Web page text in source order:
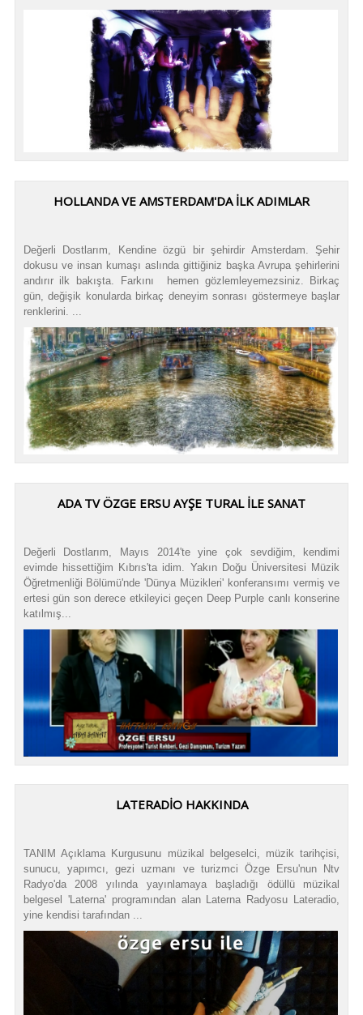
HOLLANDA VE AMSTERDAM'DA İLK ADIMLAR
Değerli Dostlarım, Kendine özgü bir şehirdir Amsterdam. Şehir
dokusu ve insan kumaşı aslında gittiğiniz başka Avrupa şehirlerini
andırır ilk bakışta. Farkını hemen gözlemleyemezsiniz. Birkaç
gün, değişik konularda birkaç deneyim sonrası göstermeye başlar
renklerini. ...
ADA TV ÖZGE ERSU AYŞE TURAL İLE SANAT
Değerli Dostlarım, Mayıs 2014'te yine çok sevdiğim, kendimi
evimde hissettiğim Kıbrıs'ta idim. Yakın Doğu Üniversitesi Müzik
Öğretmenliği Bölümü'nde 'Dünya Müzikleri' konferansımı vermiş ve
ertesi gün son derece etkileyici geçen Deep Purple canlı konserine
katılmış...
LATERADIO HAKKINDA
TANIM Açıklama Kurgusunu müzikal belgeselci, müzik tarihçisi,
sunucu, yapımcı, gezi uzmanı ve turizmci Özge Ersu'nun Ntv
Radyo'da 2008 yılında yayınlamaya başladığı ödüllü müzikal
belgesel 'Laterna' programından alan Laterna Radyosu Lateradio,
yine kendisi tarafından ...